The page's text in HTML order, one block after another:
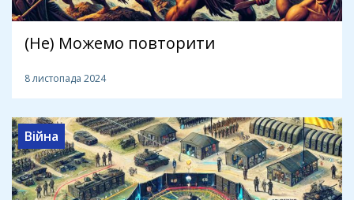
(Не) Можемо повторити
8 листопада 2024
Війна